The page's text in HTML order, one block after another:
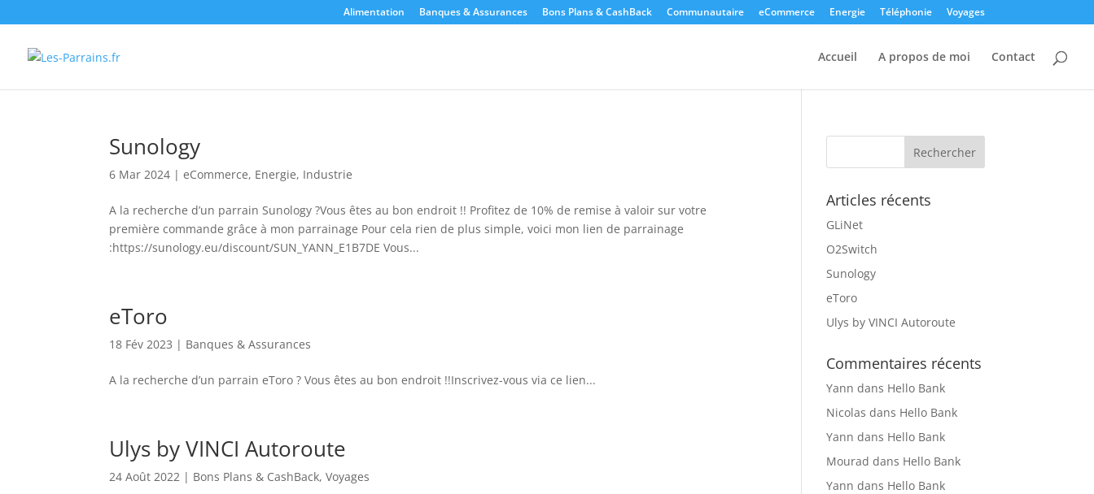
Alimentation Banques & Assurances Bons Plans & CashBack Communautaire eCommerce Energie Téléphonie Voyages
Accueil A propos de moi Contact
Sunology
6 Mar 2024 |eCommerce, Energie, Industrie
A la recherche d’un parrain Sunology ?Vous êtes au bon endroit !! Profitez de 10% de remise à valoir sur votre
première commande grâce à mon parrainage Pour cela rien de plus simple, voici mon lien de parrainage
:https://sunology.eu/discount/SUN_YANN_E1B7DE Vous...
eToro
18 Fév 2023 | Banques & Assurances
A la recherche d’un parrain eToro ? Vous êtes au bon endroit !!Inscrivez-vous via ce lien...
Ulys by VINCI Autoroute
24 Août 2022 | Bons Plans & CashBack,Voyages
Articles récents
GLiNet
O2Switch
Sunology
eToro
Ulys by VINCI Autoroute
Commentaires récents
Yann dans Hello Bank
Nicolas dans Hello Bank
Yann dans Hello Bank
Mourad dans Hello Bank
Yann dans Hello Bank